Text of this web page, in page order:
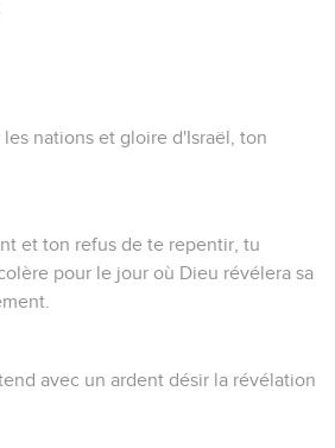
les nations et gloire d'Israël, ton
et ton refus de te repentir, tu
pour le jour où Dieu révélera sa
avec un ardent désir la révélation